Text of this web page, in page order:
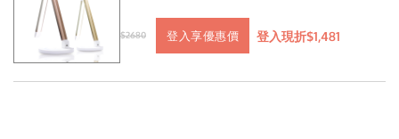
$2680 登入享優惠價 登入現折$1,481